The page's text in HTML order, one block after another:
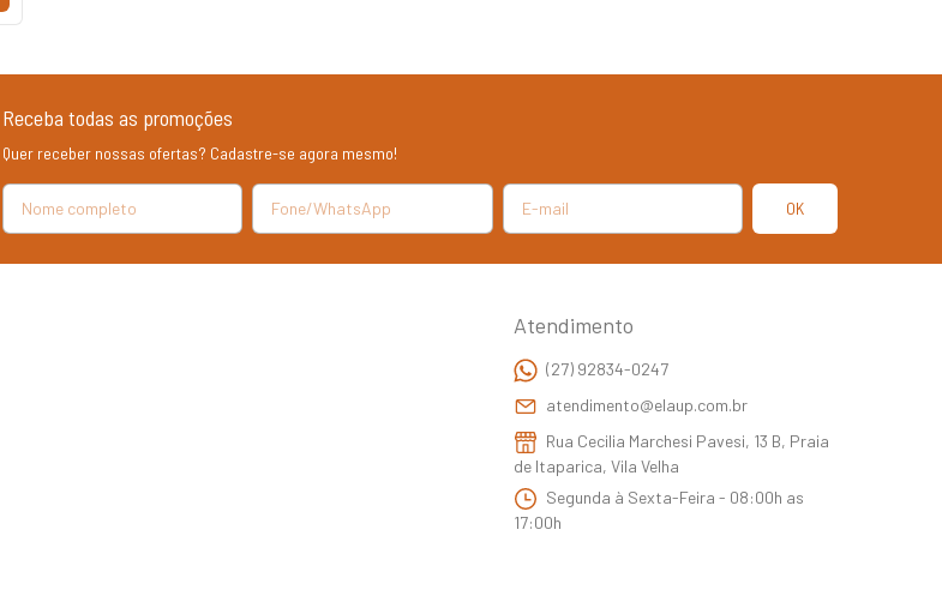
Receba todas as promoções
Quer receber nossas ofertas? Cadastre-se agora mesmo!
Atendimento
(27) 92834-0247
atendimento@elaup.com.br
Rua Cecilia Marchesi Pavesi, 13 B, Praia
de Itaparica, Vila Velha
Segunda à Sexta-Feira - 08:00h as
17:00h